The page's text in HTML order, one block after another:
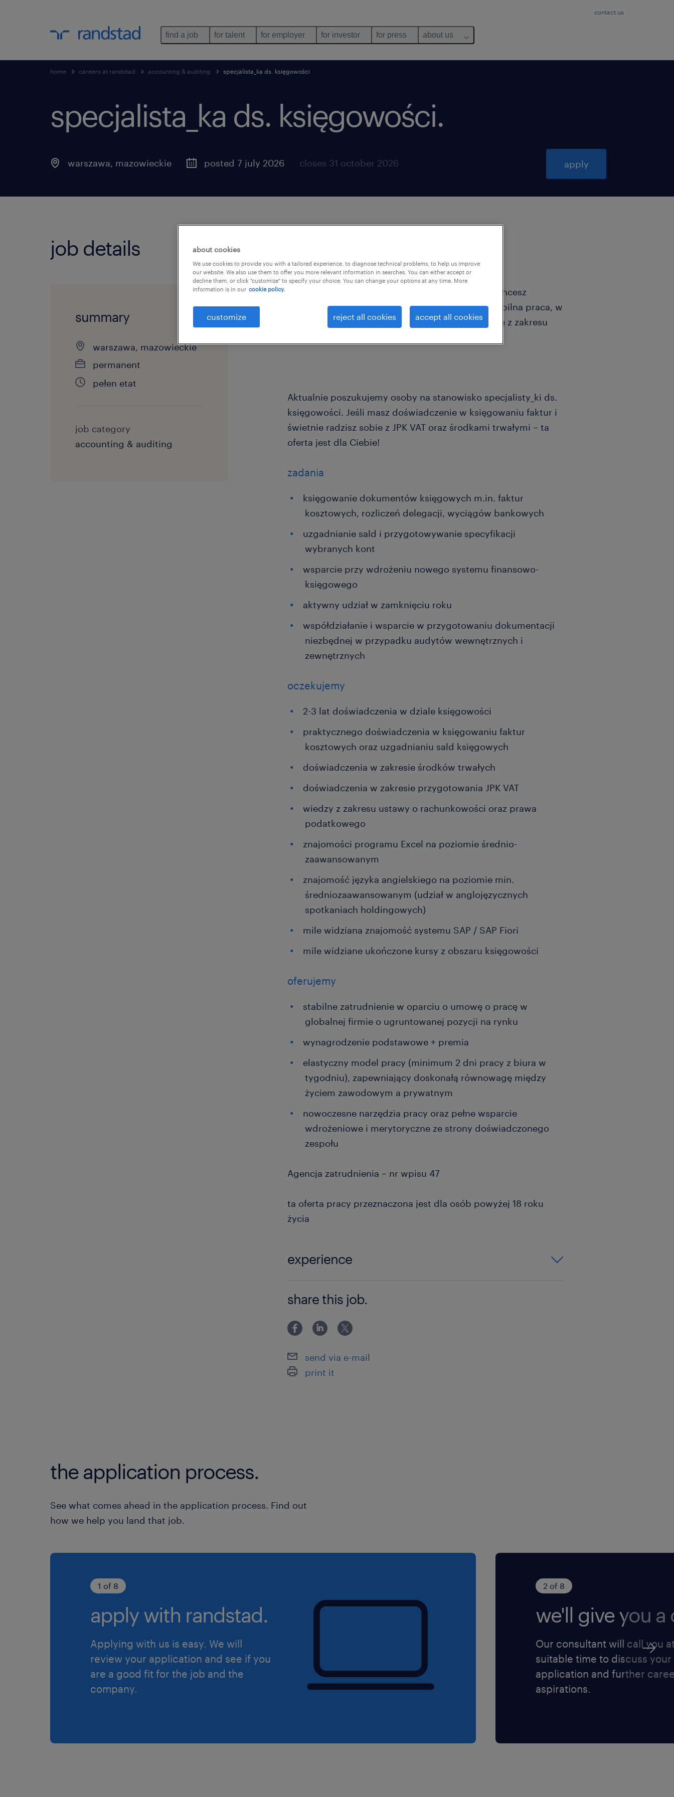
contact us
find a job for talent for employer for investor for press about us
home careers at randstad accounting & auditing specjalista_ka ds. księgowości
specjalista_ka ds. księgowości.
warszawa, mazowieckie posted 7 july 2026 closes 31 october 2026 apply
job details
summary
warszawa, mazowieckie
permanent
pełen etat
job category
accounting & auditing
Szukasz nowych wyzwań w obszarze finansów i chcesz
dołączyć do zgranego zespołu? Interesuje Cię stabilna praca, w
której z powodzeniem wykorzystasz swoją wiedzę z zakresu
Aktualnie poszukujemy osoby na stanowisko specjalisty_ki ds.
księgowości. Jeśli masz doświadczenie w księgowaniu faktur i
świetnie radzisz sobie z JPK VAT oraz środkami trwałymi – ta
oferta jest dla Ciebie!
zadania
księgowanie dokumentów księgowych m.in. faktur
kosztowych, rozliczeń delegacji, wyciągów bankowych
uzgadnianie sald i przygotowywanie specyfikacji
wybranych kont
wsparcie przy wdrożeniu nowego systemu finansowo-
księgowego
aktywny udział w zamknięciu roku
współdziałanie i wsparcie w przygotowaniu dokumentacji
niezbędnej w przypadku audytów wewnętrznych i
zewnętrznych
oczekujemy
2-3 lat doświadczenia w dziale księgowości
praktycznego doświadczenia w księgowaniu faktur
kosztowych oraz uzgadnianiu sald księgowych
doświadczenia w zakresie środków trwałych
doświadczenia w zakresie przygotowania JPK VAT
wiedzy z zakresu ustawy o rachunkowości oraz prawa
podatkowego
znajomości programu Excel na poziomie średnio-
zaawansowanym
znajomość języka angielskiego na poziomie min.
średniozaawansowanym (udział w anglojęzycznych
spotkaniach holdingowych)
mile widziana znajomość systemu SAP / SAP Fiori
mile widziane ukończone kursy z obszaru księgowości
oferujemy
stabilne zatrudnienie w oparciu o umowę o pracę w
globalnej firmie o ugruntowanej pozycji na rynku
wynagrodzenie podstawowe + premia
elastyczny model pracy (minimum 2 dni pracy z biura w
tygodniu), zapewniający doskonałą równowagę między
życiem zawodowym a prywatnym
nowoczesne narzędzia pracy oraz pełne wsparcie
wdrożeniowe i merytoryczne ze strony doświadczonego
zespołu
Agencja zatrudnienia – nr wpisu 47
ta oferta pracy przeznaczona jest dla osób powyżej 18 roku
życia
experience
share this job.
send via e-mail
print it
the application process.
See what comes ahead in the application process. Find out
how we help you land that job.
1 of 8
apply with randstad.
Applying with us is easy. We will
review your application and see if you
are a good fit for the job and the
company.
2 of 8
we'll give you a
Our consultant will call you
suitable time to discuss your
application and further
aspirations.
about cookies
We use cookies to provide you with a tailored experience, to diagnose technical problems, to help us improve
our website. We also use them to offer you more relevant information in searches. You can either accept or
decline them, or click "customize" to specify your choice. You can change your options at any time. More
information is in our cookie policy.
customize reject all cookies accept all cookies